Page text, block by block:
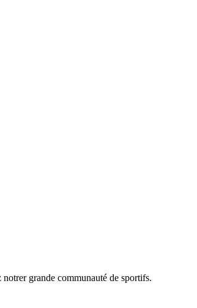
grande communauté de sportifs.